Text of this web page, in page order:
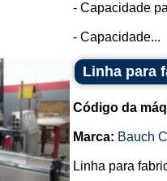
- Capacidade
- Capacidade...
Linha para
Código da
Marca: Bauch
Linha para